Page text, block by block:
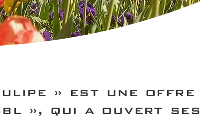
» est une offre
», qui a ouvert ses